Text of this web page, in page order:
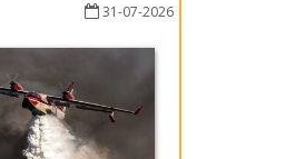
31-07-2026